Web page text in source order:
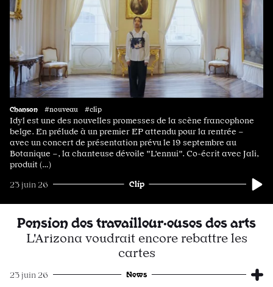
Chanson #nouveau #clip
Idyl est une des nouvelles promesses de la scène francophone
belge. En prélude à un premier EP attendu pour la rentrée –
avec un concert de présentation prévu le 19 septembre au
Botanique –, la chanteuse dévoile "L'ennui". Co-écrit avec Jali,
produit (…)
23 juin 26 Clip
Pension des travailleur·euses des arts
L'Arizona voudrait encore rebattre les
cartes
23 juin 26 News